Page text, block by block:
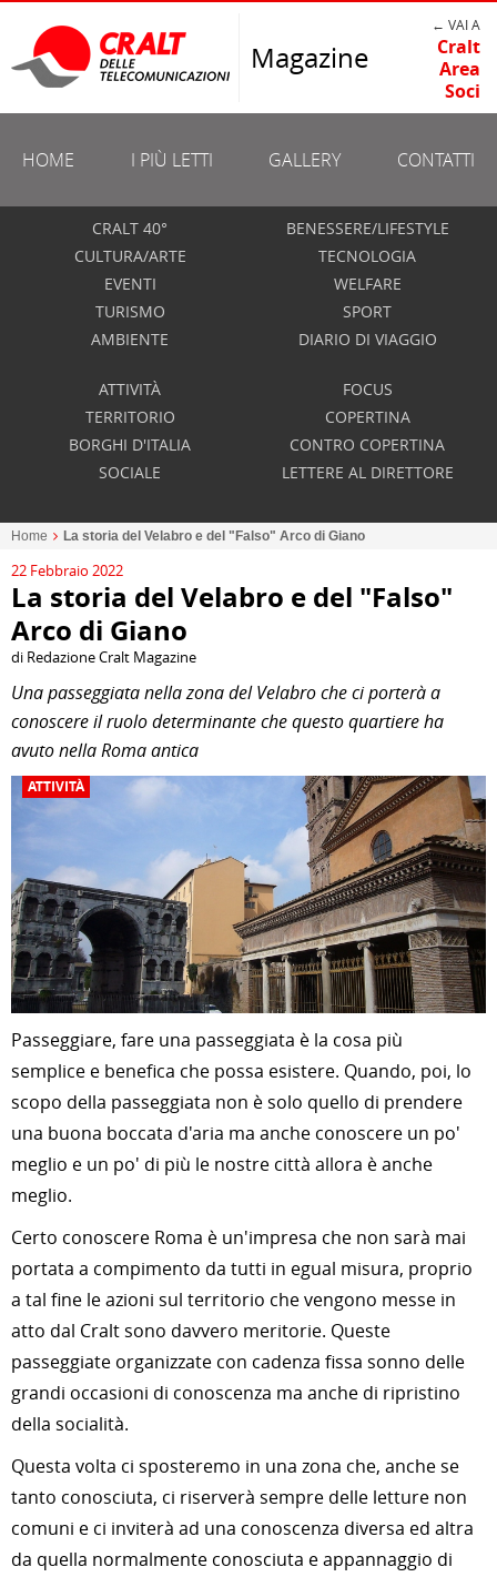
Magazine
← VAI A
Cralt
Area
Soci
HOME I PIÙ LETTI GALLERY CONTATTI
CRALT 40°
CULTURA/ARTE
EVENTI
TURISMO
AMBIENTE
BENESSERE/LIFESTYLE
TECNOLOGIA
WELFARE
SPORT
DIARIO DI VIAGGIO
ATTIVITÀ
TERRITORIO
BORGHI D'ITALIA
SOCIALE
FOCUS
COPERTINA
CONTRO COPERTINA
LETTERE AL DIRETTORE
Home La storia del Velabro e del "Falso" Arco di Giano
22 Febbraio 2022
La storia del Velabro e del "Falso"
Arco di Giano
di Redazione Cralt Magazine
Una passeggiata nella zona del Velabro che ci porterà a
conoscere il ruolo determinante che questo quartiere ha
avuto nella Roma antica
ATTIVITÀ
Passeggiare, fare una passeggiata è la cosa più
semplice e benefica che possa esistere. Quando, poi, lo
scopo della passeggiata non è solo quello di prendere
una buona boccata d'aria ma anche conoscere un po'
meglio e un po' di più le nostre città allora è anche
meglio.
Certo conoscere Roma è un'impresa che non sarà mai
portata a compimento da tutti in egual misura, proprio
a tal fine le azioni sul territorio che vengono messe in
atto dal Cralt sono davvero meritorie. Queste
passeggiate organizzate con cadenza fissa sonno delle
grandi occasioni di conoscenza ma anche di ripristino
della socialità.
Questa volta ci sposteremo in una zona che, anche se
tanto conosciuta, ci riserverà sempre delle letture non
comuni e ci inviterà ad una conoscenza diversa ed altra
da quella normalmente conosciuta e appannaggio di